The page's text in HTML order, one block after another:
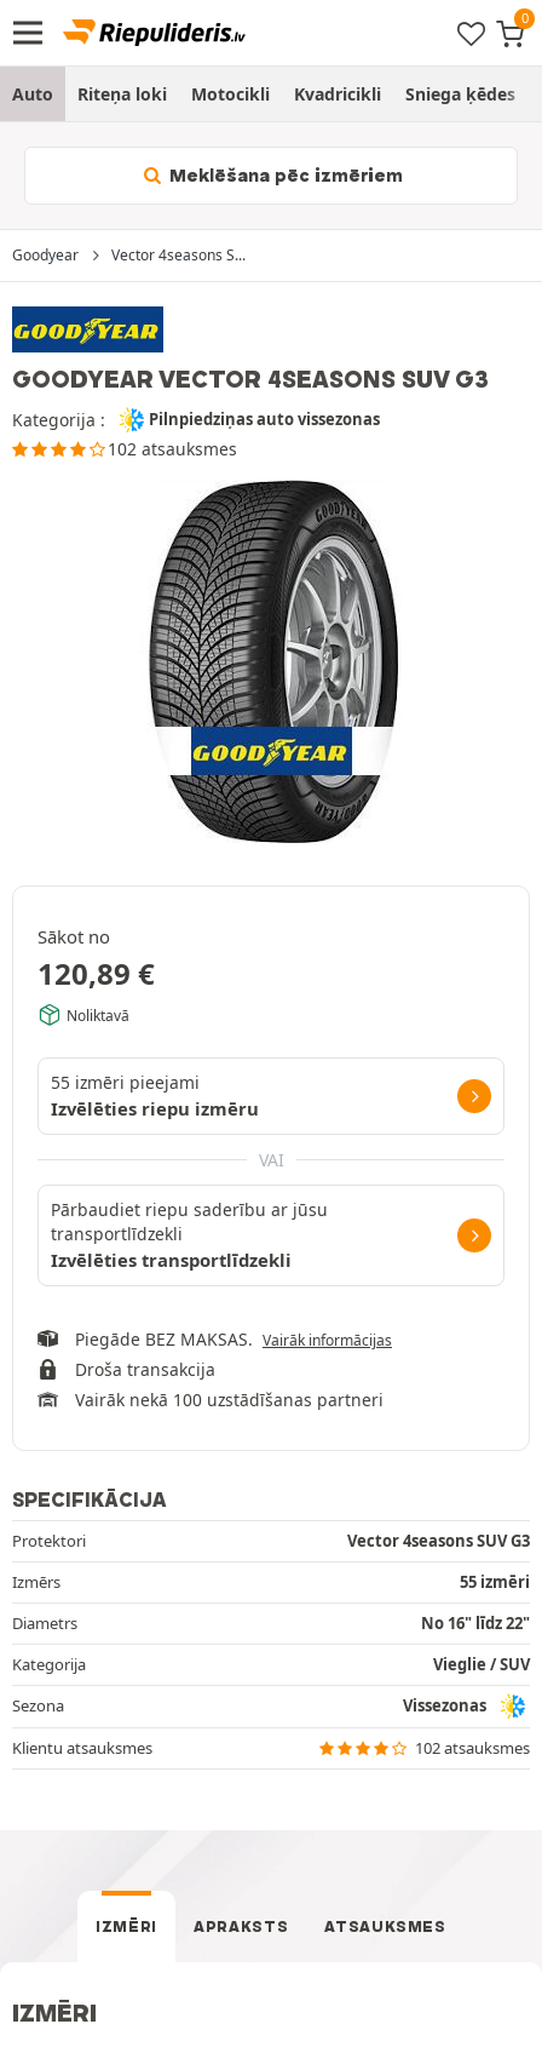
Auto Riteņa loki Motocikli Kvadricikli Sniega ķēdes
Meklēšana pēc izmēriem
Goodyear Vector 4seasons S...
GOODYEAR VECTOR 4SEASONS SUV G3
Kategorija : Pilnpiedziņas auto vissezonas
102 atsauksmes
Sākot no
120,89 €
Noliktavā
55 izmēri pieejami
Izvēlēties riepu izmēru
VAI
Pārbaudiet riepu saderību ar jūsu
transportlīdzekli
Izvēlēties transportlīdzekli
Piegāde BEZ MAKSAS. Vairāk informācijas
Droša transakcija
Vairāk nekā 100 uzstādīšanas partneri
SPECIFIKĀCIJA
Protektori
Vector 4seasons SUV G3
Izmērs
55 izmēri
Diametrs
No 16" līdz 22"
Kategorija
Vieglie / SUV
Sezona
Vissezonas
Klientu atsauksmes
102 atsauksmes
IZMĒRI APRAKSTS ATSAUKSMES
IZMĒRI